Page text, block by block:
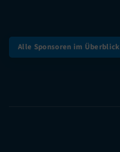
Alle Sponsoren im Überblick